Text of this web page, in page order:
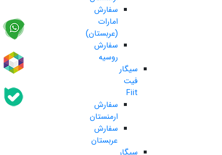
سفارش
امارات
(عربستان)
سفارش
روسیه
سیگار
فیت
Fiit
سفارش
ارمنستان
سفارش
عربستان
سیگار